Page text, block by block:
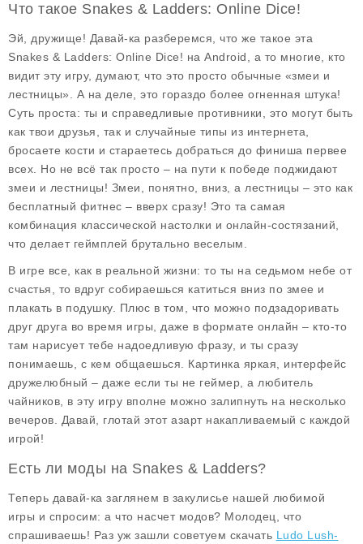
Что такое Snakes & Ladders: Online Dice!
Эй, дружище! Давай-ка разберемся, что же такое эта
Snakes & Ladders: Online Dice! на Android, а то многие, кто
видит эту игру, думают, что это просто обычные «змеи и
лестницы». А на деле, это гораздо более огненная штука!
Суть проста: ты и справедливые противники, это могут быть
как твои друзья, так и случайные типы из интернета,
бросаете кости и стараетесь добраться до финиша первее
всех. Но не всё так просто – на пути к победе поджидают
змеи и лестницы! Змеи, понятно, вниз, а лестницы – это как
бесплатный фитнес – вверх сразу! Это та самая
комбинация классической настолки и онлайн-состязаний,
что делает геймплей брутально веселым.
В игре все, как в реальной жизни: то ты на седьмом небе от
счастья, то вдруг собираешься катиться вниз по змее и
плакать в подушку. Плюс в том, что можно подзадоривать
друг друга во время игры, даже в формате онлайн – кто-то
там нарисует тебе надоедливую фразу, и ты сразу
понимаешь, с кем общаешься. Картинка яркая, интерфейс
дружелюбный – даже если ты не геймер, а любитель
чайников, в эту игру вполне можно залипнуть на несколько
вечеров. Давай, глотай этот азарт накапливаемый с каждой
игрой!
Есть ли моды на Snakes & Ladders?
Теперь давай-ка заглянем в закулисье нашей любимой
игры и спросим: а что насчет модов? Молодец, что
спрашиваешь! Раз уж зашли советуем скачать Ludo Lush-